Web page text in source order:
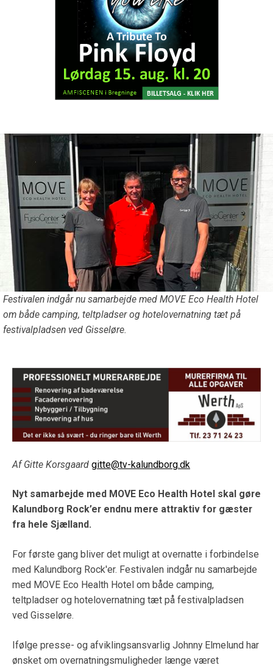
Festivalen indgår nu samarbejde med MOVE Eco Health Hotel
om både camping, teltpladser og hotelovernatning tæt på
festivalpladsen ved Gisseløre.
Af Gitte Korsgaard gitte@tv-kalundborg.dk
Nyt samarbejde med MOVE Eco Health Hotel skal gøre
Kalundborg Rock’er endnu mere attraktiv for gæster
fra hele Sjælland.
For første gang bliver det muligt at overnatte i forbindelse
med Kalundborg Rock'er. Festivalen indgår nu samarbejde
med MOVE Eco Health Hotel om både camping,
teltpladser og hotelovernatning tæt på festivalpladsen
ved Gisseløre.
Ifølge presse- og afviklingsansvarlig Johnny Elmelund har
ønsket om overnatningsmuligheder længe været